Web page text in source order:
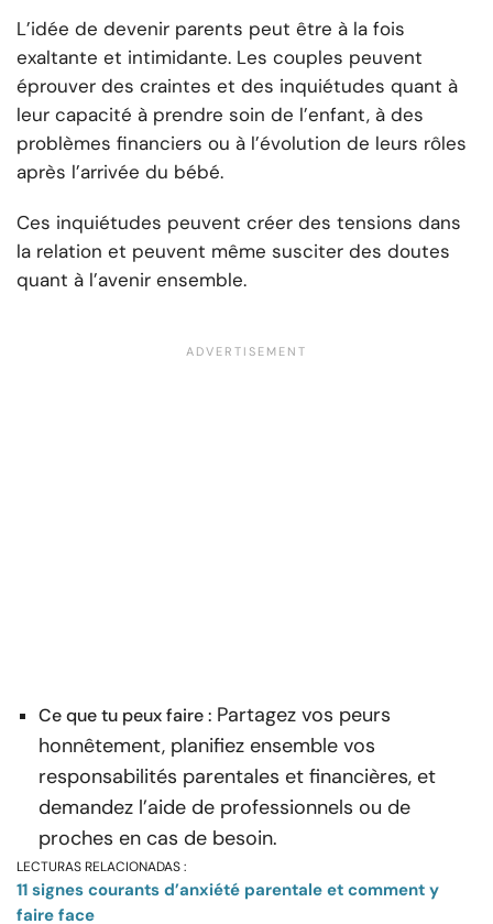
L’idée de devenir parents peut être à la fois
exaltante et intimidante. Les couples peuvent
éprouver des craintes et des inquiétudes quant à
leur capacité à prendre soin de l’enfant, à des
problèmes financiers ou à l’évolution de leurs rôles
après l’arrivée du bébé.
Ces inquiétudes peuvent créer des tensions dans
la relation et peuvent même susciter des doutes
quant à l’avenir ensemble.
Ce que tu peux faire : Partagez vos peurs
honnêtement, planifiez ensemble vos
responsabilités parentales et financières, et
demandez l’aide de professionnels ou de
proches en cas de besoin.
LECTURAS RELACIONADAS :
11 signes courants d’anxiété parentale et comment y
faire face